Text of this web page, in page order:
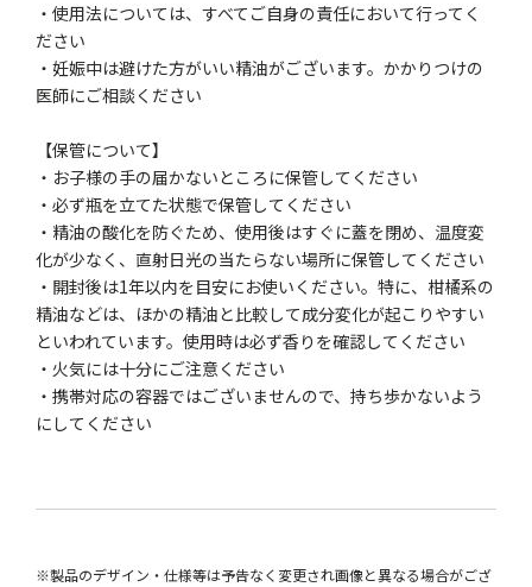
・使用法については、すべてご自身の責任において行ってく
ださい
・妊娠中は避けた方がいい精油がございます。かかりつけの
医師にご相談ください
【保管について】
・お子様の手の届かないところに保管してください
・必ず瓶を立てた状態で保管してください
・精油の酸化を防ぐため、使用後はすぐに蓋を閉め、温度変
化が少なく、直射日光の当たらない場所に保管してください
・開封後は1年以内を目安にお使いください。特に、柑橘系の
精油などは、ほかの精油と比較して成分変化が起こりやすい
といわれています。使用時は必ず香りを確認してください
・火気には十分にご注意ください
・携帯対応の容器ではございませんので、持ち歩かないよう
にしてください
※製品のデザイン・仕様等は予告なく変更され画像と異なる場合がござ